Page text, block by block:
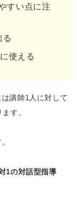
すい点に注
る
使える
講師1人に対して
す。
1の対話型指導